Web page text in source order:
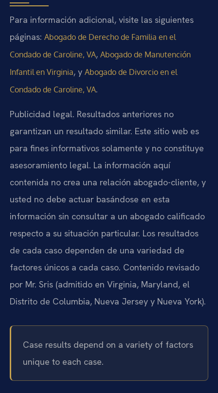
Para información adicional, visite las siguientes
páginas: Abogado de Derecho de Familia en el
Condado de Caroline, VA, Abogado de Manutención
Infantil en Virginia, y Abogado de Divorcio en el
Condado de Caroline, VA.
Publicidad legal. Resultados anteriores no
garantizan un resultado similar. Este sitio web es
para fines informativos solamente y no constituye
asesoramiento legal. La información aquí
contenida no crea una relación abogado-cliente, y
usted no debe actuar basándose en esta
información sin consultar a un abogado calificado
respecto a su situación particular. Los resultados
de cada caso dependen de una variedad de
factores únicos a cada caso. Contenido revisado
por Mr. Sris (admitido en Virginia, Maryland, el
Distrito de Columbia, Nueva Jersey y Nueva York).
Case results depend on a variety of factors
unique to each case.